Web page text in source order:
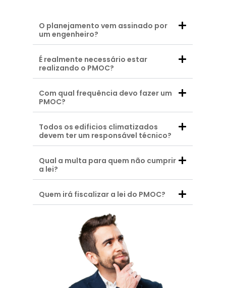
O planejamento vem assinado por
um engenheiro?
É realmente necessário estar
realizando o PMOC?
Com qual frequência devo fazer um
PMOC?
Todos os edificios climatizados
devem ter um responsável técnico?
Qual a multa para quem não cumprir
a lei?
Quem irá fiscalizar a lei do PMOC?